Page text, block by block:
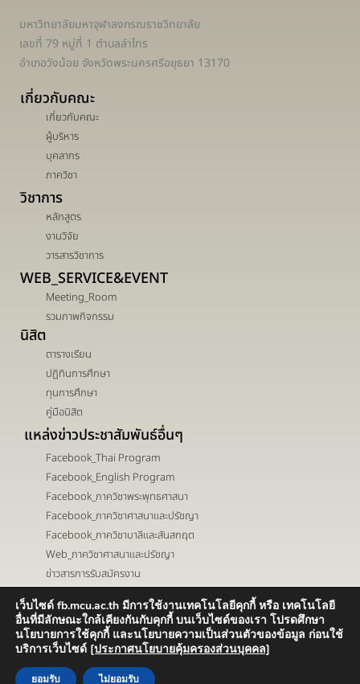
มหาวิทยาลัยมหาจุฬาลงกรณราชวิทยาลัย
เลขที่ 79 หมู่ที่ 1 ตำบลลำไทร
อำเภอวังน้อย จังหวัดพระนครศรีอยุธยา 13170
เกี่ยวกับคณะ
เกี่ยวกับคณะ
ผู้บริหาร
บุคลากร
ภาควิชา
วิชาการ
หลักสูตร
งานวิจัย
วารสารวิชาการ
WEB_SERVICE&EVENT
Meeting_Room
รวมภาพกิจกรรม
นิสิต
ตารางเรียน
ปฏิทินการศึกษา
ทุนการศึกษา
คู่มือนิสิต
แหล่งข่าวประชาสัมพันธ์อื่นๆ
Facebook_Thai Program
Facebook_English Program
Facebook_ภาควิชาพระพุทธศาสนา
Facebook_ภาควิชาศาสนาและปรัชญา
Facebook_ภาควิชาบาลีและสันสกฤต
Web_ภาควิชาศาสนาและปรัชญา
ข่าวสารการรับสมัครงาน
เส้นทาง -> ติดต่อ ->
เว็บไซด์ fb.mcu.ac.th มีการใช้งานเทคโนโลยีคุกกี้ หรือ เทคโนโลยี
อื่นที่มีลักษณะใกล้เคียงกันกับคุกกี้ บนเว็บไซด์ของเรา โปรดศึกษา
นโยบายการใช้คุกกี้ และนโยบายความเป็นส่วนตัวของข้อมูล ก่อนใช้
บริการเว็บไซด์ [ประกาศนโยบายคุ้มครองส่วนบุคคล]
ยอมรับ ไม่ยอมรับ